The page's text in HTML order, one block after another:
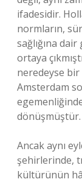
ifadesidir.
normların,
sağlığına
ortaya
neredeyse bir
Amsterdam
dönüşmüştür.
Ancak aynı
şehirlerinde,
kültürünün